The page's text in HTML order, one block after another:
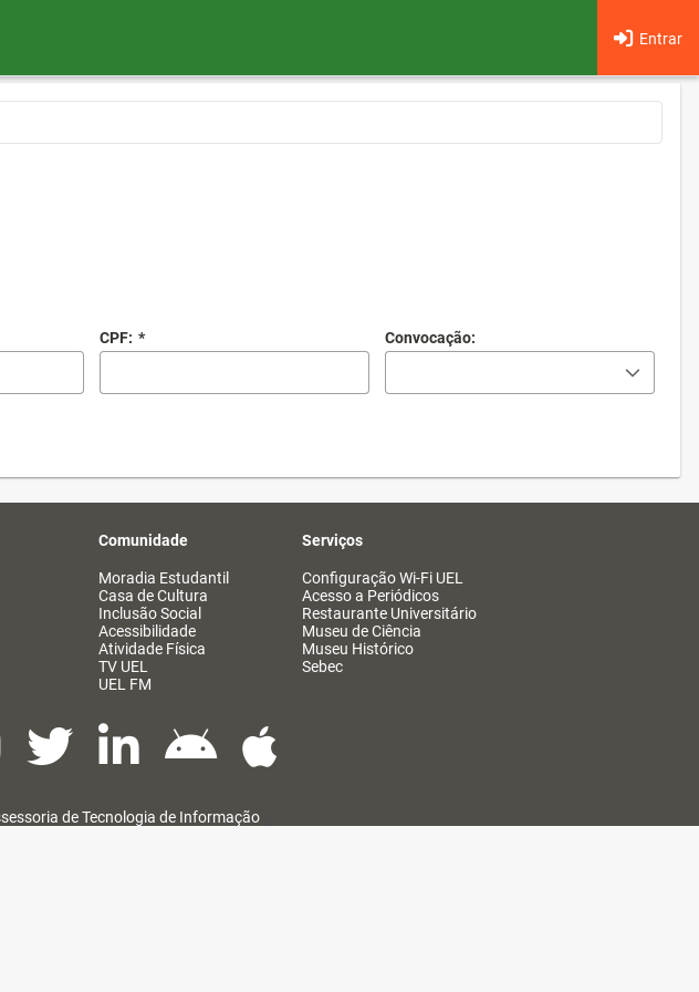
Entrar
CPF: * Convocação:
Comunidade
Moradia Estudantil
Casa de Cultura
Inclusão Social
Acessibilidade
Atividade Física
TV UEL
UEL FM
Serviços
Configuração Wi-Fi UEL
Acesso a Periódicos
Restaurante Universitário
Museu de Ciência
Museu Histórico
Sebec
de Tecnologia de Informação